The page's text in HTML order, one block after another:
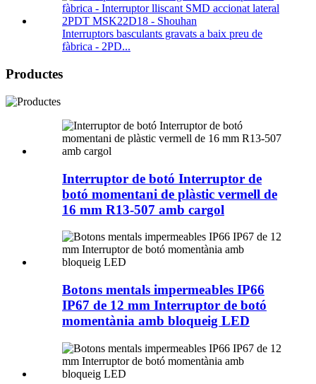
Interruptors basculants gravats a baix preu de
fàbrica - 2PD...
Productes
Interruptor de botó Interruptor de
botó momentani de plàstic vermell de
16 mm R13-507 amb cargol
Botons mentals impermeables IP66
IP67 de 12 mm Interruptor de botó
momentània amb bloqueig LED